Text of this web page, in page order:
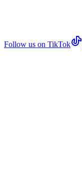
Follow us on TikTok